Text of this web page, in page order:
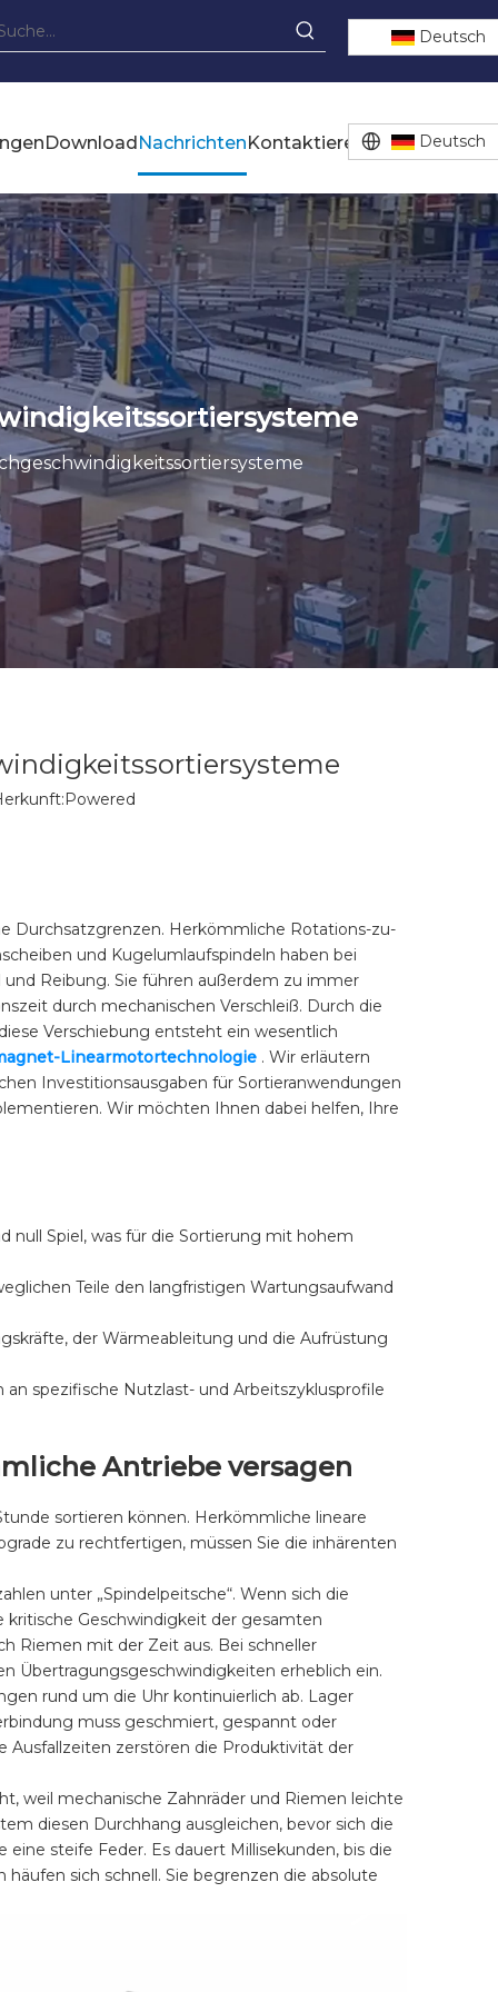
Deutsch
DownloadNachrichtenKontaktiere uns Deutsch
Powered
Durchsatzgrenzen. Herkömmliche Rotations-zu-
und Kugelumlaufspindeln haben bei
Reibung. Sie führen außerdem zu immer
durch mechanischen Verschleiß. Durch die
Verschiebung entsteht ein wesentlich
Linearmotortechnologie . Wir erläutern
Investitionsausgaben für Sortieranwendungen
Wir möchten Ihnen dabei helfen, Ihre
null Spiel, was für die Sortierung mit hohem
Teile den langfristigen Wartungsaufwand
der Wärmeableitung und die Aufrüstung
spezifische Nutzlast- und Arbeitszyklusprofile
Antriebe versagen
sortieren können. Herkömmliche lineare
zu rechtfertigen, müssen Sie die inhärenten
unter „Spindelpeitsche“. Wenn sich die
Geschwindigkeit der gesamten
Riemen mit der Zeit aus. Bei schneller
Übertragungsgeschwindigkeiten erheblich ein.
rund um die Uhr kontinuierlich ab. Lager
muss geschmiert, gespannt oder
Ausfallzeiten zerstören die Produktivität der
weil mechanische Zahnräder und Riemen leichte
diesen Durchhang ausgleichen, bevor sich die
steife Feder. Es dauert Millisekunden, bis die
sich schnell. Sie begrenzen die absolute